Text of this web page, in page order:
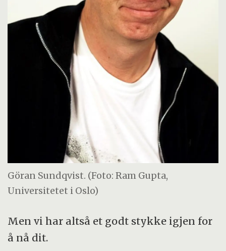
Göran Sundqvist. (Foto: Ram Gupta,
Universitetet i Oslo)
Men vi har altså et godt stykke igjen for
å nå dit.